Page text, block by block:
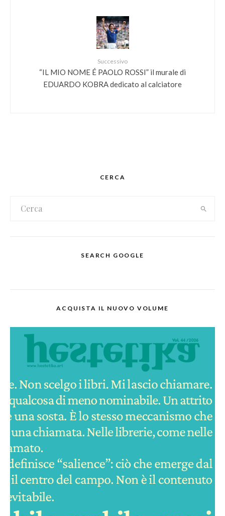
Successivo
“IL MIO NOME É PAOLO ROSSI” il murale di
EDUARDO KOBRA dedicato al calciatore
CERCA
SEARCH GOOGLE
ACQUISTA IL NUOVO VOLUME